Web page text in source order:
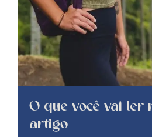
O que você vai ler
artigo